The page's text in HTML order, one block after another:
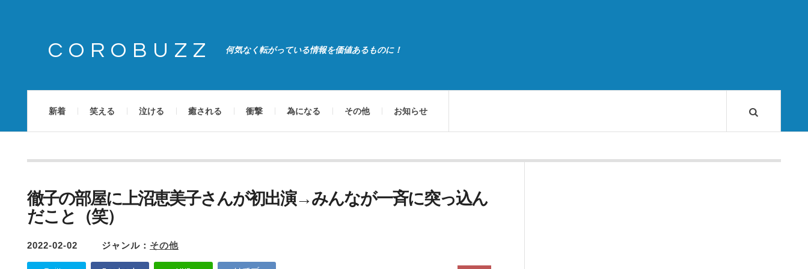
COROBUZZ 何気なく転がっている情報を価値あるものに！
新着 笑える 泣ける 癒される 衝撃 為になる その他 お知らせ
徹子の部屋に上沼恵美子さんが初出演→みんなが一斉に突っ込ん
だこと（笑）
2022-02-02 ジャンル： その他